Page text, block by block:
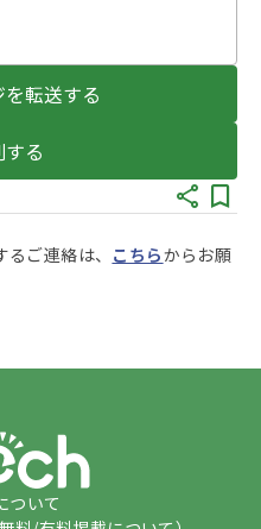
転送する
る
ご連絡は、 こちらからお願
ついて